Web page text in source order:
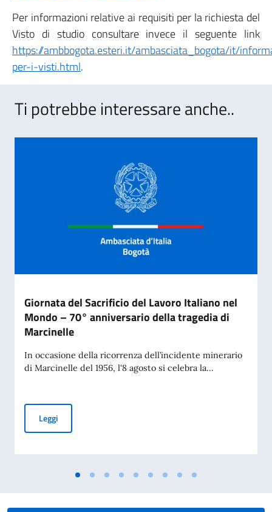
Per informazioni relative ai requisiti per la richiesta del
Visto di studio consultare invece il seguente link
https://ambbogota.esteri.it/ambasciata_bogota/it/
per-i-visti.html.
Ti potrebbe interessare anche..
Giornata del Sacrificio del Lavoro Italiano nel
Mondo – 70° anniversario della tragedia di
Marcinelle
In occasione della ricorrenza dell’incidente minerario
di Marcinelle del 1956, l'8 agosto si celebra la...
LeggiGiornata del Sacrificio del Lavoro Italiano nel Mondo –